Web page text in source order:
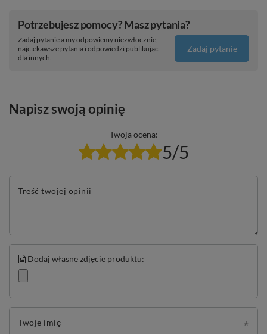
Potrzebujesz pomocy? Masz pytania?
Zadaj pytanie a my odpowiemy niezwłocznie,
najciekawsze pytania i odpowiedzi publikując
dla innych.
Zadaj pytanie
Napisz swoją opinię
Twoja ocena:
5/5
Treść twojej opinii
Dodaj własne zdjęcie produktu:
Twoje imię